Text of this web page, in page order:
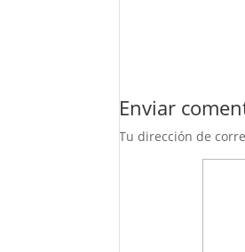
Enviar
Tu dirección de